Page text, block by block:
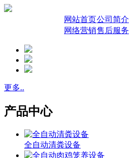
网站首页公司简介
网络营销售后服务
更多..
产品中心
全自动清粪设备